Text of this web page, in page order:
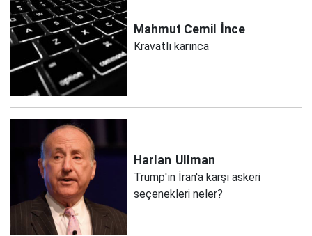
Mahmut Cemil İnce
Kravatlı karınca
Harlan Ullman
Trump'ın İran'a karşı askeri
seçenekleri neler?